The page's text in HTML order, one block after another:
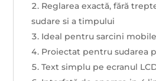
Reglarea exactă, fără
sudare si a timpului
Ideal pentru sarcini mobile
Proiectat pentru sudarea
Text simplu pe ecranul